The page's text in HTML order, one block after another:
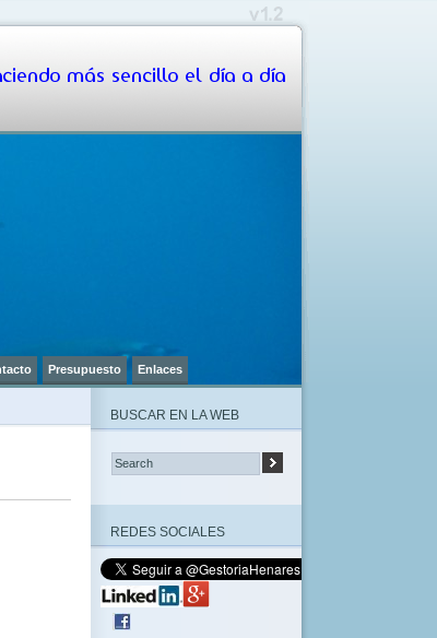
más sencillo el día a día
Presupuesto Enlaces
BUSCAR EN LA WEB
REDES SOCIALES